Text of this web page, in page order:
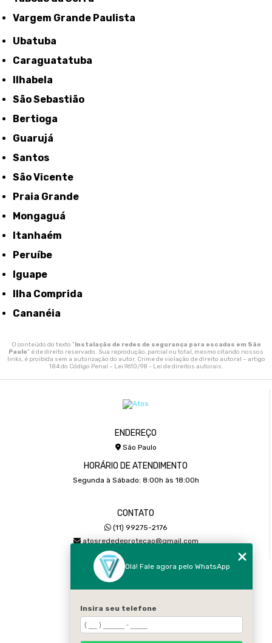
Vargem Grande Paulista
Ubatuba
Caraguatatuba
Ilhabela
São Sebastião
Bertioga
Guarujá
Santos
São Vicente
Praia Grande
Mongaguá
Itanhaém
Peruíbe
Iguape
Ilha Comprida
Cananéia
O conteúdo do texto "Instalação de redes de segurança para escadas em São
Paulo" é de direito reservado. Sua reprodução, parcial ou total, mesmo citando nossos
links, é proibida sem a autorização do autor. Crime de violação de direito autoral – artigo
184 do Código Penal – Lei 9610/98 - Lei de direitos autorais.
ENDEREÇO
São Paulo
HORÁRIO DE ATENDIMENTO
Segunda à Sábado: 8:00h às 18:00h
CONTATO
(11) 99275-2176
atosrededeprotecao@gmail.com
Home
Sobre
Galeria
Olá! Fale agora pelo WhatsApp
Insira seu telefone